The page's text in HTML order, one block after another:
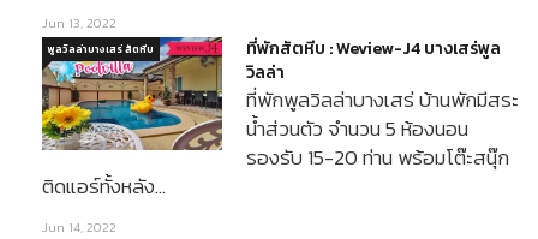
Jun 13, 2022
ที่พักสัตหีบ : Weview-J4 บางเสร่พูล
วิลล่า
ที่พักพูลวิลล่าบางเสร่ บ้านพักมีสระ
น้ำส่วนตัว จำนวน 5 ห้องนอน
รองรับ 15-20 ท่าน พร้อมโต๊ะสนุ๊ก
ติดแอร์ทั้งหลัง…
พูลวิลล่าบางเสร่ สัตหีบ
Jun 14, 2022